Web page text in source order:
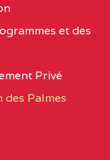
BP
et des
Privé
Palmes